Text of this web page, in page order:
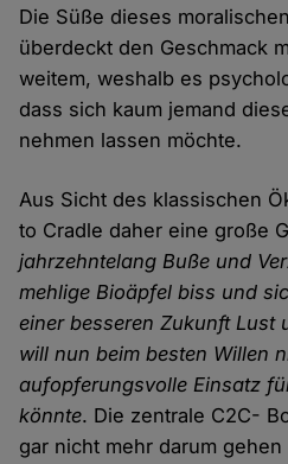
Die Süße dieses
überdeckt den Geschmack
weitem, weshalb es
dass sich kaum jemand
nehmen lassen möchte.
Aus Sicht des klassischen
to Cradle daher eine große
jahrzehntelang Buße und
mehlige Bioäpfel biss und
einer besseren Zukunft Lust
will nun beim besten Willen
aufopferungsvolle Einsatz
könnte. Die zentrale C2C-
gar nicht mehr darum